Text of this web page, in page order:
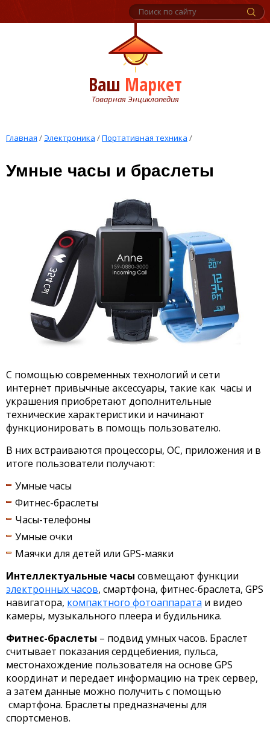
Ваш Маркет
Товарная Энциклопедия
Главная /Электроника /Портативная техника /
Умные часы и браслеты
С помощью современных технологий и сети
интернет привычные аксессуары, такие как часы и
украшения приобретают дополнительные
технические характеристики и начинают
функционировать в помощь пользователю.
В них встраиваются процессоры, ОС, приложения и в
итоге пользователи получают:
Умные часы
Фитнес-браслеты
Часы-телефоны
Умные очки
Маячки для детей или GPS-маяки
Интеллектуальные часы совмещают функции
электронных часов, смартфона, фитнес-браслета, GPS
навигатора, компактного фотоаппарата и видео
камеры, музыкального плеера и будильника.
Фитнес-браслеты – подвид умных часов. Браслет
считывает показания сердцебиения, пульса,
местонахождение пользователя на основе GPS
координат и передает информацию на трек сервер,
а затем данные можно получить с помощью
смартфона. Браслеты предназначены для
спортсменов.